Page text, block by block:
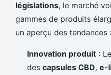
législations, le marché
gammes de produits
un aperçu des tendances :
Innovation produit :
des capsules CBD, e-